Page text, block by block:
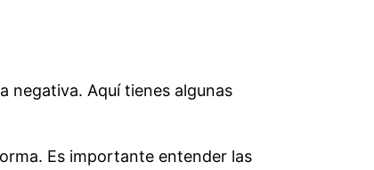
negativa. Aquí tienes algunas
Es importante entender las